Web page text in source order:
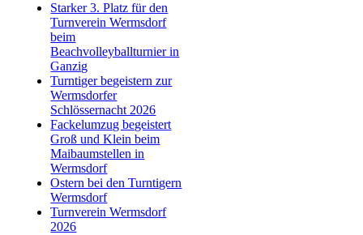
Starker 3. Platz für den
Turnverein Wermsdorf
beim
Beachvolleyballturnier in
Ganzig
Turntiger begeistern zur
Wermsdorfer
Schlössernacht 2026
Fackelumzug begeistert
Groß und Klein beim
Maibaumstellen in
Wermsdorf
Ostern bei den Turntigern
Wermsdorf
Turnverein Wermsdorf
2026